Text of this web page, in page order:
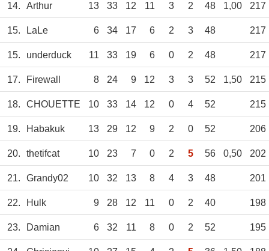
14. Arthur 13 33 12 11 3 2 48 1,00 217
15. LaLe 6 34 17 6 2 3 48 217
15. underduck 11 33 19 6 0 2 48 217
17. Firewall 8 24 9 12 3 3 52 1,50 215
18. CHOUETTE 10 33 14 12 0 4 52 215
19. Habakuk 13 29 12 9 2 0 52 206
20. thetifcat 10 23 7 0 2 5 56 0,50 202
21. Grandy02 10 32 13 8 4 3 48 201
22. Hulk 9 28 12 11 0 2 40 198
23. Damian 6 32 11 8 0 2 52 195